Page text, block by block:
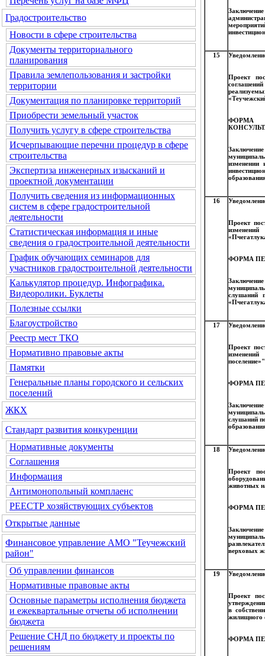
Градостроительство
Новости в сфере строительства
Документы территориального
планирования
Правила землепользования и застройки
территории
Документация по планировке территорий
Приобрести земельный участок
Получить услугу в сфере строительства
Исчерпывающие перечни процедур в сфере
строительства
Экспертиза инженерных изысканий и
проектной документации
Получить сведения из информационных
систем в сфере градостроительной
деятельности
Статистическая информация и иные
сведения о градостроительной деятельности
График обучающих семинаров для
участников градостроительной деятельности
Калькулятор процедур. Инфографика.
Видеоролики. Буклеты
Полезные ссылки
Благоустройство
Реестр мест ТКО
Нормативно правовые акты
Памятки
Генеральные планы городского и сельских
поселений
ЖКХ
Стандарт развития конкуренции
Нормативные документы
Соглашения
Информация
Антимонопольный комплаенс
РЕЕСТР хозяйствующих субъектов
Открытые данные
Финансовое управление АМО "Теучежский
район"
Об управлении финансов
Нормативные правовые акты
Основные параметры исполнения бюджета
и ежеквартальные отчеты об исполнении
бюджета
Решение СНД по бюджету и проекты по
решениям
15
Проект
ФОРМА
изменении
16
Проект
ФОРМА
слушаний
17
Проект
ФОРМА
слушаний
18
Проект
животных
ФОРМА
верховых
19
Проект
в
жилищного
ФОРМА